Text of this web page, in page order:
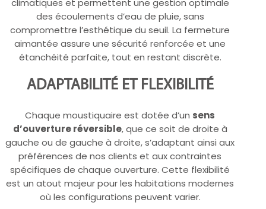
des écoulements d’eau de pluie, sans
compromettre l’esthétique du seuil. La fermeture
aimantée assure une sécurité renforcée et une
étanchéité parfaite, tout en restant discrète.
ADAPTABILITÉ ET FLEXIBILITÉ
Chaque moustiquaire est dotée d’un sens
d’ouverture réversible, que ce soit de droite à
gauche ou de gauche à droite, s’adaptant ainsi aux
préférences de nos clients et aux contraintes
spécifiques de chaque ouverture. Cette flexibilité
est un atout majeur pour les habitations modernes
où les configurations peuvent varier.